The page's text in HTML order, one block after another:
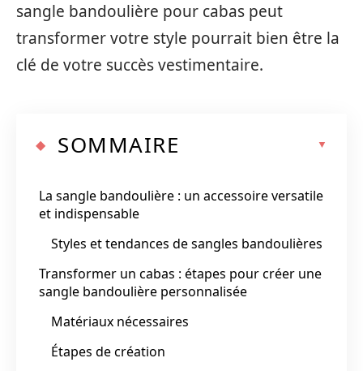
sangle bandoulière pour cabas peut
transformer votre style pourrait bien être la
clé de votre succès vestimentaire.
SOMMAIRE
La sangle bandoulière : un accessoire versatile
et indispensable
Styles et tendances de sangles bandoulières
Transformer un cabas : étapes pour créer une
sangle bandoulière personnalisée
Matériaux nécessaires
Étapes de création